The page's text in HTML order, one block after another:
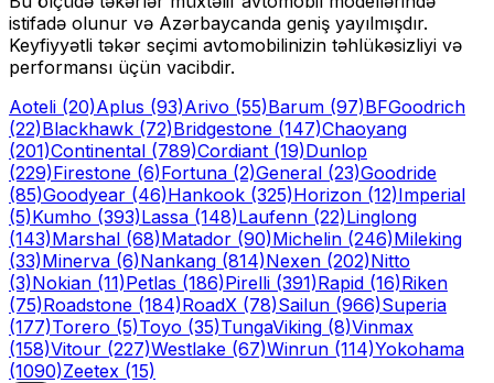
istifadə olunur və Azərbaycanda geniş yayılmışdır.
Keyfiyyətli təkər seçimi avtomobilinizin təhlükəsizliyi və
performansı üçün vacibdir.
Aoteli (20)Aplus (93)Arivo (55)Barum (97)BFGoodrich
(22)Blackhawk (72)Bridgestone (147)Chaoyang
(201)Continental (789)Cordiant (19)Dunlop
(229)Firestone (6)Fortuna (2)General (23)Goodride
(85)Goodyear (46)Hankook (325)Horizon (12)Imperial
(5)Kumho (393)Lassa (148)Laufenn (22)Linglong
(143)Marshal (68)Matador (90)Michelin (246)Mileking
(33)Minerva (6)Nankang (814)Nexen (202)Nitto
(3)Nokian (11)Petlas (186)Pirelli (391)Rapid (16)Riken
(75)Roadstone (184)RoadX (78)Sailun (966)Superia
(177)Torero (5)Toyo (35)TungaViking (8)Vinmax
(158)Vitour (227)Westlake (67)Winrun (114)Yokohama
(1090)Zeetex (15)